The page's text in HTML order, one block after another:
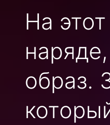
На
образ.